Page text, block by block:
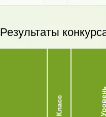
Результаты
Класс Уровень